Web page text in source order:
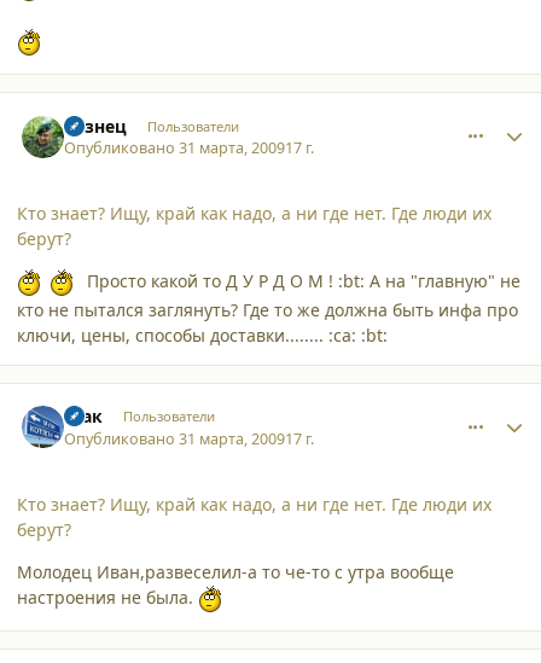
Кузнец Пользователи
Опубликовано31 марта, 200917 г.
Кто знает? Ищу, край как надо, а ни где нет. Где люди их
берут?
Просто какой то Д У Р Д О М ! :bt: А на "главную" не
кто не пытался заглянуть? Где то же должна быть инфа про
ключи, цены, способы доставки........ :ca: :bt:
Шак Пользователи
Опубликовано31 марта, 200917 г.
Кто знает? Ищу, край как надо, а ни где нет. Где люди их
берут?
Молодец Иван,развеселил-а то че-то с утра вообще
настроения не была.